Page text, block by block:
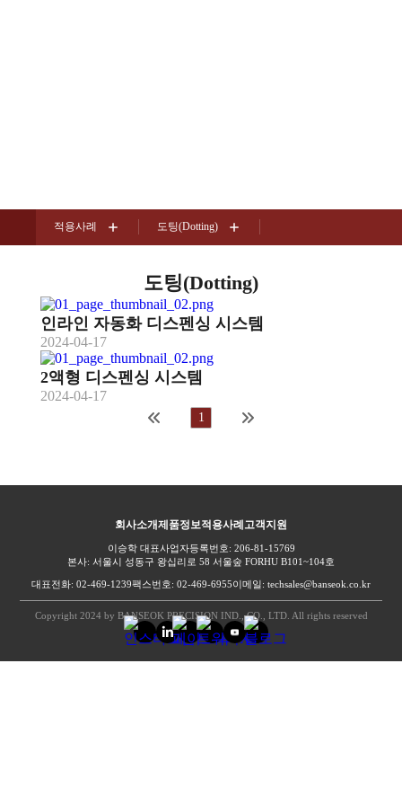
적용사례 도팅(Dotting)
도팅(Dotting)
인라인 자동화 디스펜싱 시스템
2024-04-17
2액형 디스펜싱 시스템
2024-04-17
1
회사소개제품정보적용사례 고객지원
이승학 대표사업자등록번호: 206-81-15769
본사: 서울시 성동구 왕십리로 58 서울숲 FORHU B101~104호
대표전화: 02-469-1239팩스번호: 02-469-6955이메일: techsales@banseok.co.kr
Copyright 2024 by BANSEOK PRECISION IND., CO., LTD. All rights reserved